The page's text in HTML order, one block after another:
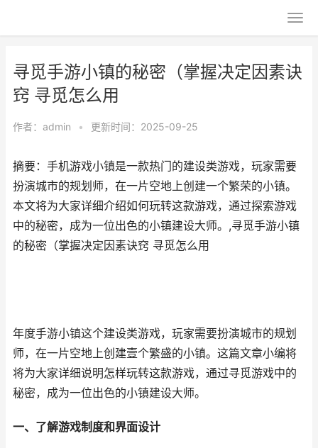
寻觅手游小镇的秘密（掌握决定因素诀
窍 寻觅怎么用
作者： admin • 更新时间：2025-09-25
摘要：手机游戏小镇是一款热门的建设类游戏，玩家需要
扮演城市的规划师，在一片空地上创建一个繁荣的小镇。
本文将为大家详细介绍如何玩转这款游戏，通过探索游戏
中的秘密，成为一位出色的小镇建设大师。,寻觅手游小镇
的秘密（掌握决定因素诀窍 寻觅怎么用
年度手游小镇这个建设类游戏，玩家需要扮演城市的规划
师，在一片空地上创建壹个繁盛的小镇。这篇文章小编将
将为大家详细说明怎样玩转这款游戏，通过寻觅游戏中的
秘密，成为一位出色的小镇建设大师。
一、了解游戏制度和界面设计